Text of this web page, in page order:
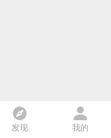
发现 我的